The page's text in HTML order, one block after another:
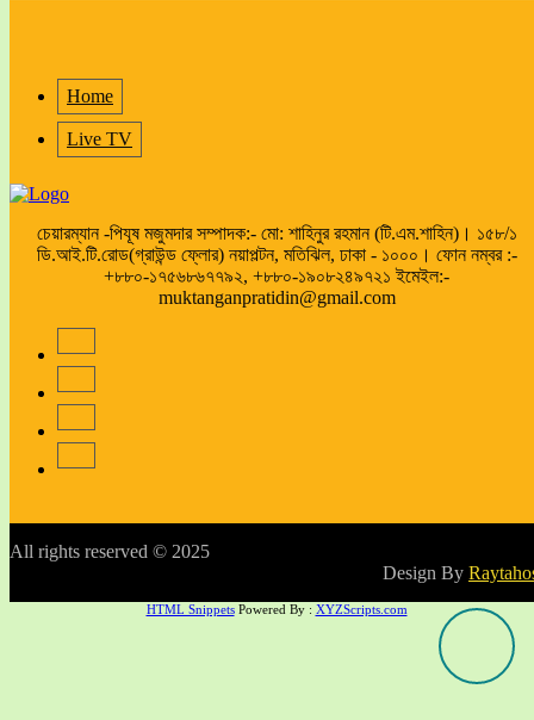
Home
Live TV
চেয়ারম্যান -পিযূষ মজুমদার সম্পাদক:- মো: শাহিনুর রহমান (টি.এম.শাহিন)। ১৫৮/১
ডি.আই.টি.রোড(গ্রাউন্ড ফ্লোর) নয়াপল্টন, মতিঝিল, ঢাকা - ১০০০। ফোন নম্বর :-
+৮৮০-১৭৫৬৮৬৭৭৯২, +৮৮০-১৯০৮২৪৯৭২১ ইমেইল:-
muktanganpratidin@gmail.com
All rights reserved © 2025
Design By
HTML SnippetsPowered By : XYZScripts.com